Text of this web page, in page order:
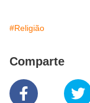
#Religião
Comparte